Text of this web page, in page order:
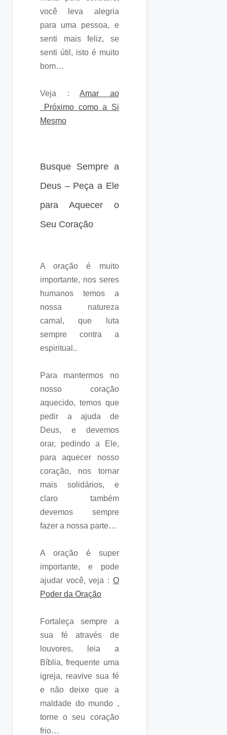
você leva alegria
para uma pessoa, e
senti mais feliz, se
senti útil, isto é muito
bom…
Veja :Amar ao
Próximo como a Si
Mesmo
Busque Sempre a
Deus – Peça a Ele
para Aquecer o
Seu Coração
A oração é muito
importante, nos seres
humanos temos a
nossa natureza
carnal, que luta
sempre contra a
espiritual..
Para mantermos no
nosso coração
aquecido, temos que
pedir a ajuda de
Deus, e devemos
orar, pedindo a Ele,
para aquecer nosso
coração, nos tornar
mais solidários, e
claro também
devemos sempre
fazer a nossa parte…
A oração é super
importante, e pode
ajudar você, veja : O
Poder da Oração
Fortaleça sempre a
sua fé através de
louvores, leia a
Bíblia, frequente uma
igreja, reavive sua fé
e não deixe que a
maldade do mundo ,
torne o seu coração
frio…